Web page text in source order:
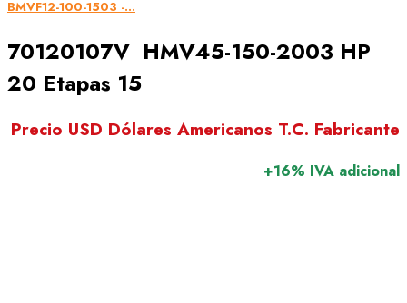
BMVF12-100-1503 -...
70120107V HMV45-150-2003 HP
20 Etapas 15
Precio USD Dólares Americanos T.C. Fabricante
+16% IVA adicional